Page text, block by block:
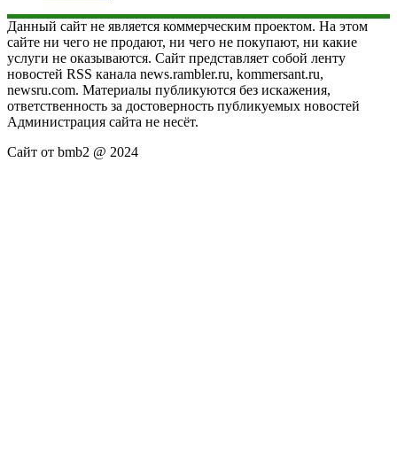
Данный сайт не является коммерческим проектом. На этом
сайте ни чего не продают, ни чего не покупают, ни какие
услуги не оказываются. Сайт представляет собой ленту
новостей RSS канала news.rambler.ru, kommersant.ru,
newsru.com. Материалы публикуются без искажения,
ответственность за достоверность публикуемых новостей
Администрация сайта не несёт.
Сайт от bmb2 @ 2024